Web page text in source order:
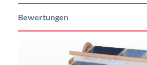
Bewertungen